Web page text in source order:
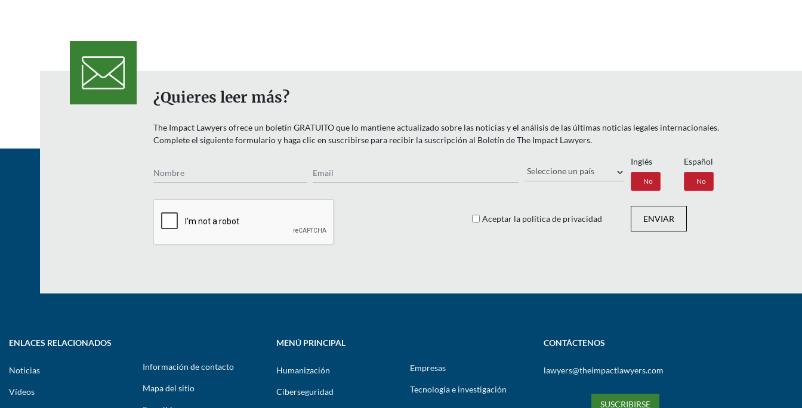
¿Quieres leer más?
The Impact Lawyers ofrece un boletín GRATUITO que lo mantiene actualizado sobre las noticias y el análisis de las últimas noticias legales internacionales.
Complete el siguiente formulario y haga clic en suscribirse para recibir la suscripción al Boletín de The Impact Lawyers.
País Inglés
Sí No
Español
No
Aceptar la política de privacidad ENVIAR
ENLACES RELACIONADOS
Noticias
Vídeos
Información de contacto
Mapa del sitio
MENÚ PRINCIPAL
Humanización
Ciberseguridad
Empresas
Tecnología e investigación
CONTÁCTENOS
lawyers@theimpactlawyers.com
SUSCRIBIRSE